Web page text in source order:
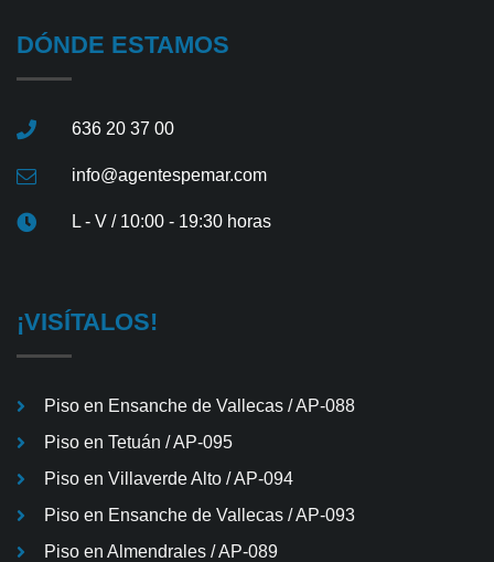
DÓNDE ESTAMOS
636 20 37 00
info@agentespemar.com
L - V / 10:00 - 19:30 horas
¡VISÍTALOS!
Piso en Ensanche de Vallecas / AP-088
Piso en Tetuán / AP-095
Piso en Villaverde Alto / AP-094
Piso en Ensanche de Vallecas / AP-093
Piso en Almendrales / AP-089